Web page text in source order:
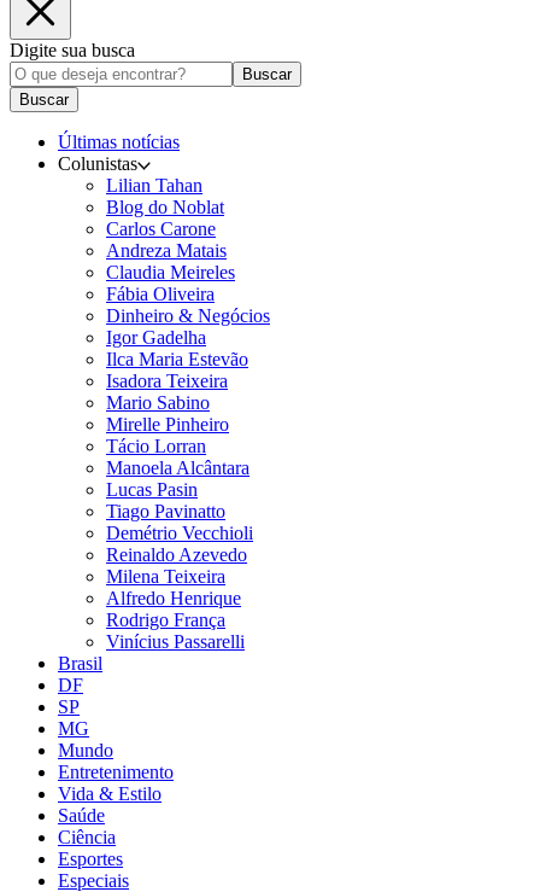
Digite sua busca
Buscar
Buscar
Últimas notícias
Colunistas
Lilian Tahan
Blog do Noblat
Carlos Carone
Andreza Matais
Claudia Meireles
Fábia Oliveira
Dinheiro & Negócios
Igor Gadelha
Ilca Maria Estevão
Isadora Teixeira
Mario Sabino
Mirelle Pinheiro
Tácio Lorran
Manoela Alcântara
Lucas Pasin
Tiago Pavinatto
Demétrio Vecchioli
Reinaldo Azevedo
Milena Teixeira
Alfredo Henrique
Rodrigo França
Vinícius Passarelli
Brasil
DF
SP
MG
Mundo
Entretenimento
Vida & Estilo
Saúde
Ciência
Esportes
Especiais